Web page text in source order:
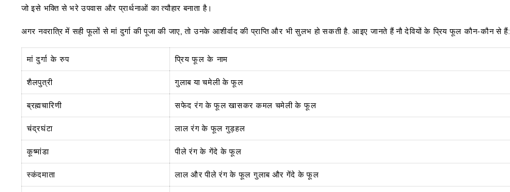
जो इसे भक्ति से भरे उपवास और प्रार्थनाओं का त्यौहार बनाता है।
अगर नवरात्रि में सही फूलों से मां दुर्गा की पूजा की जाए, तो उनके आशीर्वाद की प्राप्ति और भी सुलभ हो सकती है. आइए जानते हैं नौ देवियों के प्रिय फूल कौन-कौन से हैं:
मां दुर्गा के रुप प्रिय फूल के नाम
शैलपुत्री गुलाब या चमेली के फूल
ब्रह्मचारिणी सफेद रंग के फूल खासकर कमल चमेली के फूल
चंद्रघंटा लाल रंग के फूल गुड़हल
कूष्मांडा पीले रंग के गेंदे के फूल
स्कंदमाता लाल और पीले रंग के फूल गुलाब और गेंदे के फूल